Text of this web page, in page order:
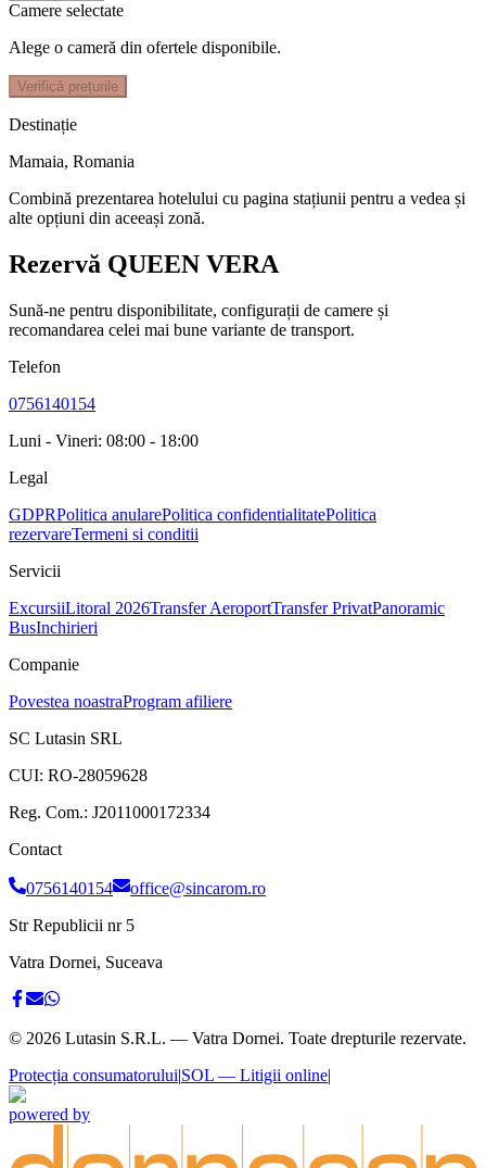
Camere selectate
Alege o cameră din ofertele disponibile.
Verifică prețurile
Destinație
Mamaia, Romania
Combină prezentarea hotelului cu pagina stațiunii pentru a vedea și
alte opțiuni din aceeași zonă.
Rezervă QUEEN VERA
Sună-ne pentru disponibilitate, configurații de camere și
recomandarea celei mai bune variante de transport.
Telefon
0756140154
Luni - Vineri: 08:00 - 18:00
Legal
GDPRPolitica anularePolitica confidentialitatePolitica
rezervareTermeni si conditii
Servicii
ExcursiiLitoral 2026Transfer AeroportTransfer PrivatPanoramic
BusInchirieri
Companie
Povestea noastraProgram afiliere
SC Lutasin SRL
CUI: RO-28059628
Reg. Com.: J2011000172334
Contact
0756140154
office@sincarom.ro
Str Republicii nr 5
Vatra Dornei, Suceava
© 2026 Lutasin S.R.L. — Vatra Dornei. Toate drepturile rezervate.
Protecția consumatorului|SOL — Litigii online|
powered by